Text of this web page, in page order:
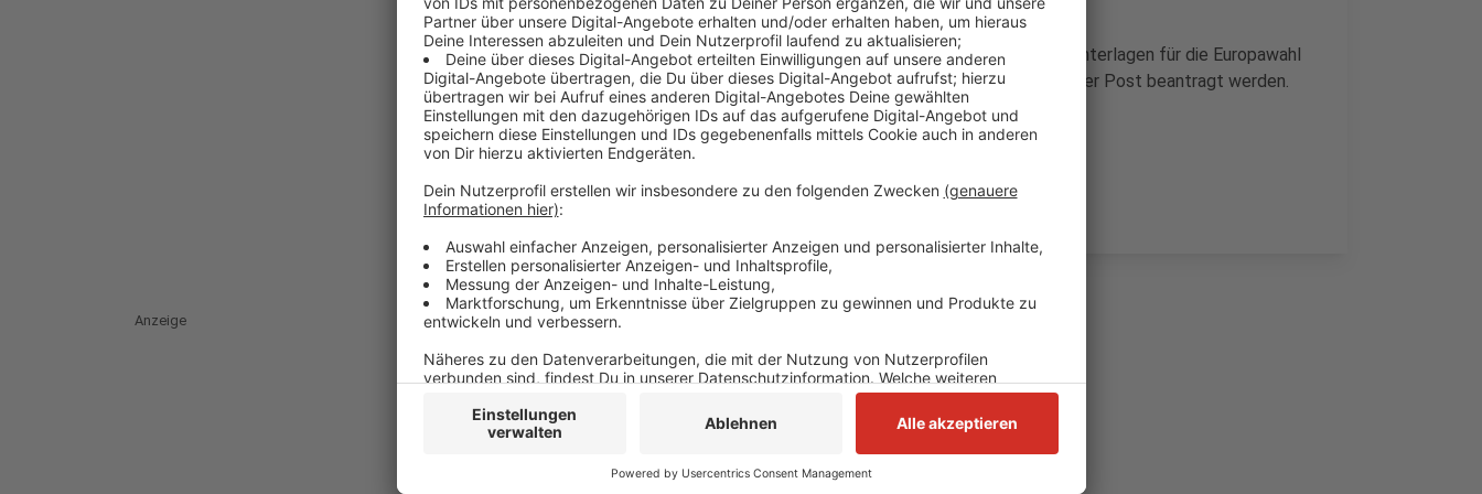
Ab heute Morgen (6 Uhr) können Wahlschein samt der Briefwahlunterlagen für die Europawahl
am 9. Juni digital beantragen werden. Der Wahlschein kann auch per Post beantragt werden.
Mehr Infos zu den Abläufen und Möglichkeiten gibthier.
Anzeige
Anzeige